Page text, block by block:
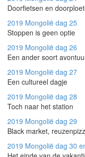
Doorfietsen en
2019 Mongolië dag 25
Stoppen is geen optie
2019 Mongolië dag 26
Een ander soort
2019 Mongolië dag 27
Een cultureel dagje
2019 Mongolië dag 28
Toch naar het station
2019 Mongolië dag 29
Black market,
2019 Mongolië dag 30